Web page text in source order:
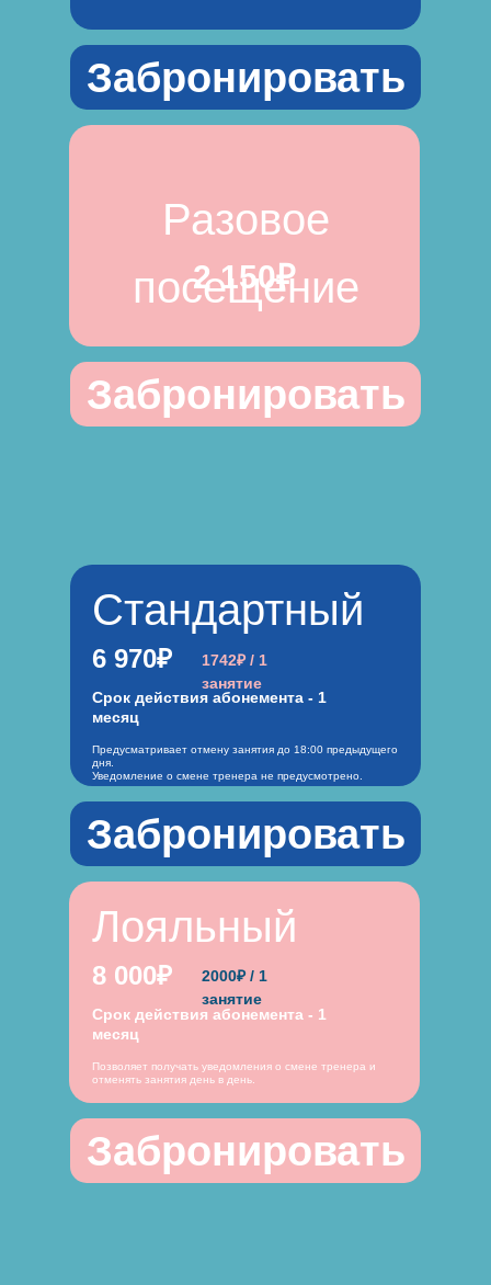
2 150₽
Разовое
посещение
Забронировать
Забронировать
Предусматривает отмену занятия до 18:00 предыдущего
дня.
Уведомление о смене тренера не предусмотрено.
6 970₽
Срок действия абонемента - 1
месяц
1742₽ / 1
занятие
Стандартный
Позволяет получать уведомления о смене тренера и
отменять занятия день в день.
8 000₽
Срок действия абонемента - 1
месяц
2000₽ / 1
занятие
Лояльный
Забронировать
Забронировать